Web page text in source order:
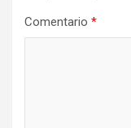
Comentario *